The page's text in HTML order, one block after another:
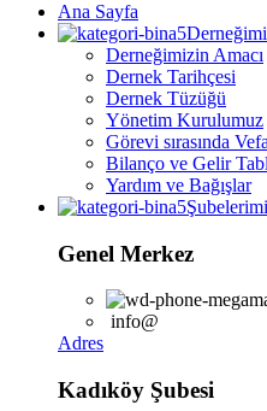
Ana Sayfa
Derneğimizin Amacı
Dernek Tarihçesi
Dernek Tüzüğü
Yönetim Kurulumuz
Görevi sırasında
Bilanço ve Gelir
Yardım ve Bağışlar
Genel Merkez
info@
Adres
Kadıköy Şubesi